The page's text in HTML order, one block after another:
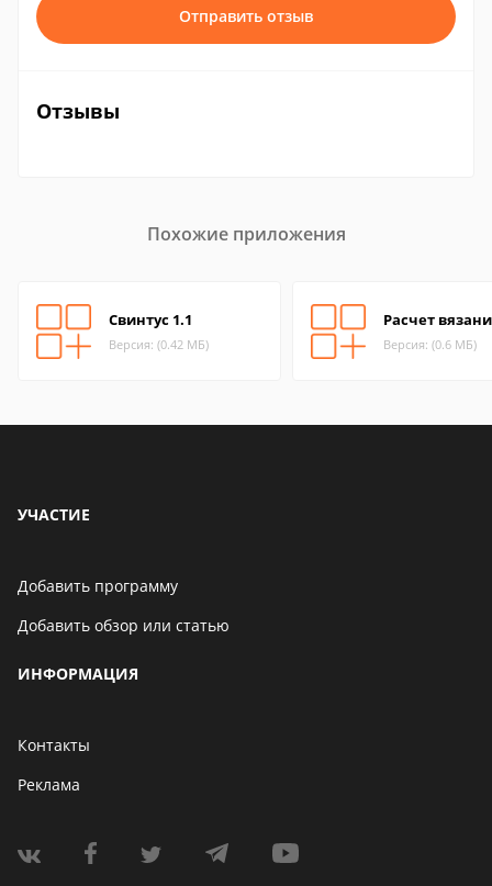
Отправить отзыв
Отзывы
Похожие приложения
Свинтус 1.1
Версия: (0.42 МБ)
Расчет
Версия: (0.6 МБ)
УЧАСТИЕ
Добавить программу
Добавить обзор или статью
ИНФОРМАЦИЯ
Контакты
Реклама